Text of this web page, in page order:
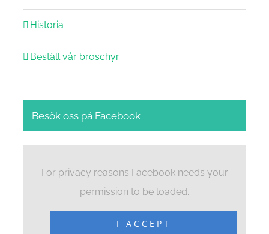
Historia
Beställ vår broschyr
Besök oss på Facebook
For privacy reasons Facebook needs your
permission to be loaded.
I ACCEPT